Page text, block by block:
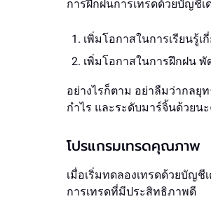
การฝึกฝนการเทรดด้วยบัญชี
เพิ่มโอกาสในการเรียนรู้
เพิ่มโอกาสในการฝึกฝน
อย่างไรก็ตาม อย่าลืมว่ากลยุ
กำไร และระดับมาร์จิ้นด้วยน
โปรแกรมเทรดคุณภาพ
เมื่อเริ่มทดลองเทรดด้วยบัญ
การเทรดที่มีประสิทธิภาพดี